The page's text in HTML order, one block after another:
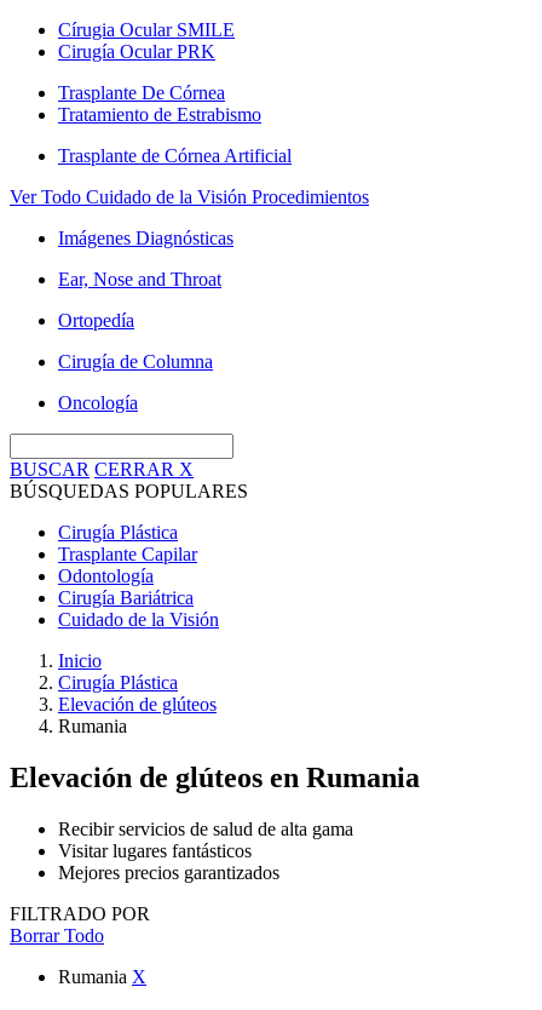
Círugia Ocular SMILE
Cirugía Ocular PRK
Trasplante De Córnea
Tratamiento de Estrabismo
Trasplante de Córnea Artificial
Ver Todo Cuidado de la Visión Procedimientos
Imágenes Diagnósticas
Ear, Nose and Throat
Ortopedía
Cirugía de Columna
Oncología
BUSCAR CERRAR X
BÚSQUEDAS POPULARES
Cirugía Plástica
Trasplante Capilar
Odontología
Cirugía Bariátrica
Cuidado de la Visión
Inicio
Cirugía Plástica
Elevación de glúteos
Rumania
Elevación de glúteos en Rumania
Recibir servicios de salud de alta gama
Visitar lugares fantásticos
Mejores precios garantizados
FILTRADO POR
Borrar Todo
Rumania X